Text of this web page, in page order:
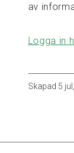
av
Logga in
Skapad 5